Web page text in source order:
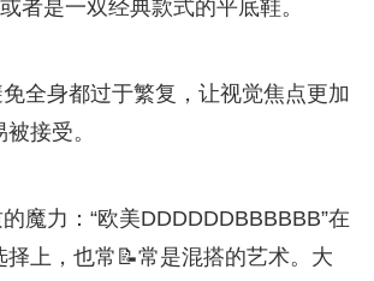
者是一双经典款式的平底鞋。
全身都过于繁复，让视觉焦点更加
接受。
魔力：“欧美DDDDDDBBBBBB”在
择上，也常📝常是混搭的艺术。大